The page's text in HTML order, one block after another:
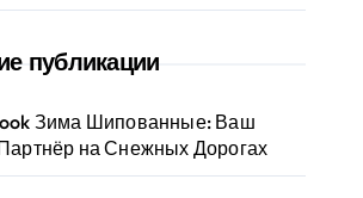
публикации
Зима Шипованные: Ваш
на Снежных Дорогах